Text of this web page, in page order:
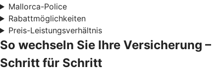
Mallorca-Police
Rabattmöglichkeiten
Preis-Leistungsverhältnis
So wechseln Sie Ihre Versicherung –
Schritt für Schritt